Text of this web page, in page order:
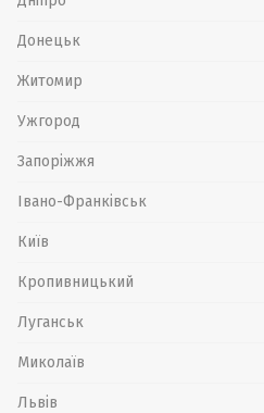
Донецьк
Житомир
Ужгород
Запоріжжя
Івано-Франківськ
Київ
Кропивницький
Луганськ
Миколаїв
Львів